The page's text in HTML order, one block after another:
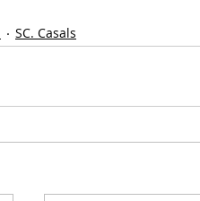
SC. Casals